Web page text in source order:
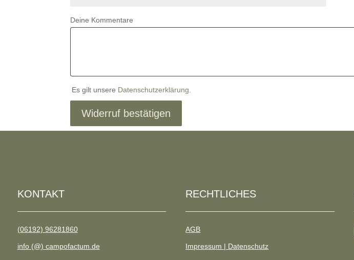
Deine Kommentare
Es gilt unsere Datenschutzerklärung
Widerruf bestätigen
KONTAKT
(06192) 96281860
info (@) campofactum.de
RECHTLICHES
AGB
Impressum | Datenschutz